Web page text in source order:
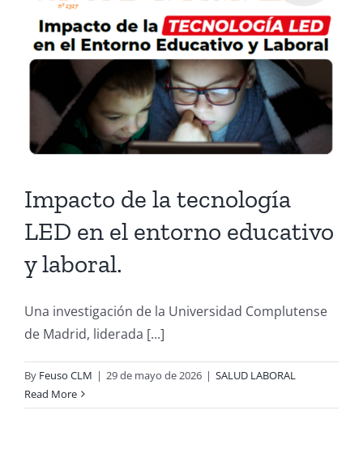
Impacto de la tecnología
LED en el entorno educativo
y laboral.
Una investigación de la Universidad Complutense
de Madrid, liderada [...]
By Feuso CLM | 29 de mayo de 2026 | SALUD LABORAL
Read More